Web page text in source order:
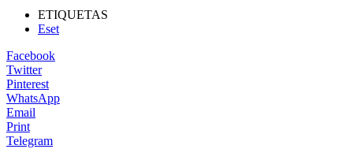
ETIQUETAS
Eset
Facebook
Twitter
Pinterest
WhatsApp
Email
Print
Telegram